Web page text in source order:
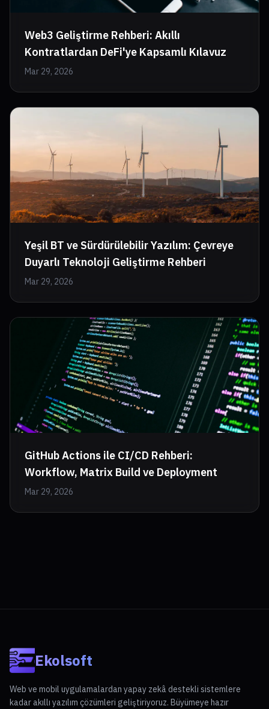
Web3 Geliştirme Rehberi: Akıllı
Kontratlardan DeFi'ye Kapsamlı Kılavuz
Mar 29, 2026
Yeşil BT ve Sürdürülebilir Yazılım: Çevreye
Duyarlı Teknoloji Geliştirme Rehberi
Mar 29, 2026
GitHub Actions ile CI/CD Rehberi:
Workflow, Matrix Build ve Deployment
Mar 29, 2026
Ekolsoft
Web ve mobil uygulamalardan yapay zekâ destekli sistemlere
kadar akıllı yazılım çözümleri geliştiriyoruz. Büyümeye hazır